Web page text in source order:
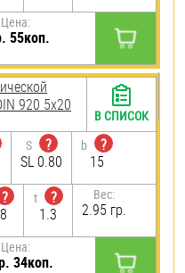
Цена:
55коп.
920 5х20
S
?
SL 0.80
b
?
15
?
t
?
1.3
Вес:
2.95 гр.
Цена:
34коп.
В СПИСОК